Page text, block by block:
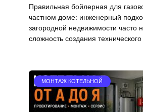
Правильная бойлерная для
частном доме: инженерный
загородной недвижимости часто
сложность создания
МОНТАЖ КОТЕЛЬНОЙ